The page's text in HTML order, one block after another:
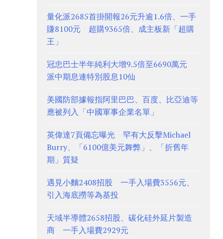
量化派2685首掛開報26元升逾1.6倍、一手
賺8100元 超購9365倍、成主板新「超購
王」
冠忠巴士半年純利大增9.5倍至6690萬元
派中期息連特別股息10仙
美國防部據報指阿里巴巴、百度、比亞迪等
應被列入「中國軍事企業名單」
英偉達7頁備忘曝光 罕有大反擊Michael
Burry、「6100億美元舞弊」、「折舊年
期」質疑
遇見小麵2408招股 一手入場費3556元、
引入海底撈等為基投
天域半導體2658招股、碳化硅外延片製造
商 一手入場費2929元